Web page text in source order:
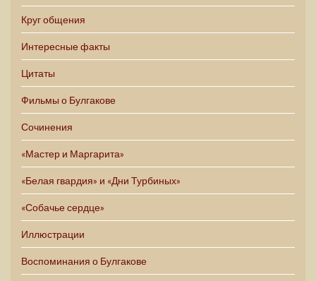
Круг общения
Интересные факты
Цитаты
Фильмы о Булгакове
Сочинения
«Мастер и Маргарита»
«Белая гвардия» и «Дни Турбиных»
«Собачье сердце»
Иллюстрации
Воспоминания о Булгакове